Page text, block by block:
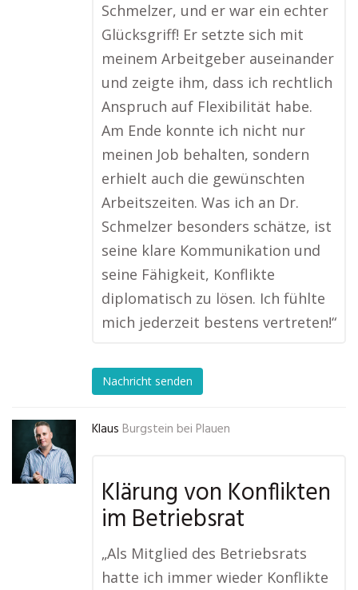
Schmelzer, und er war ein echter
Glücksgriff! Er setzte sich mit
meinem Arbeitgeber auseinander
und zeigte ihm, dass ich rechtlich
Anspruch auf Flexibilität habe.
Am Ende konnte ich nicht nur
meinen Job behalten, sondern
erhielt auch die gewünschten
Arbeitszeiten. Was ich an Dr.
Schmelzer besonders schätze, ist
seine klare Kommunikation und
seine Fähigkeit, Konflikte
diplomatisch zu lösen. Ich fühlte
mich jederzeit bestens vertreten!“
Nachricht senden
Klaus Burgstein bei Plauen
Klärung von Konflikten
im Betriebsrat
„Als Mitglied des Betriebsrats
hatte ich immer wieder Konflikte